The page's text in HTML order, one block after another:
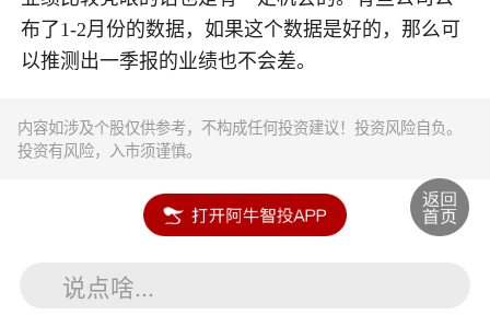
布了1-2月份的数据，如果这个数据是好的，那么可
以推测出一季报的业绩也不会差。
内容如涉及个股仅供参考，不构成任何投资建议！投资风险自负。
投资有风险，入市须谨慎。
说点啥...